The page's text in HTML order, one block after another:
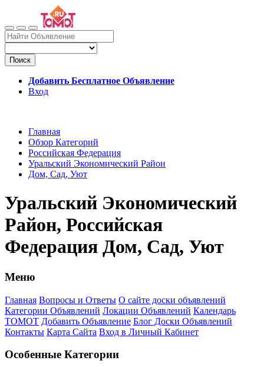
Поиск
Добавить Бесплатное Объявление
Вход
Главная
Обзор Категорий
Российская Федерация
Уральский Экономический Район
Дом, Сад, Уют
Уральский Экономический
Район, Российская
Федерация Дом, Сад, Уют
Меню
Главная Вопросы и Ответы О сайте доски объявлений
Категории Объявлений Локации Объявлений Календарь
ТОМОТ Добавить Объявление Блог Доски Объявлений
Контакты Карта Сайта Вход в Личный Кабинет
Особенные Категории